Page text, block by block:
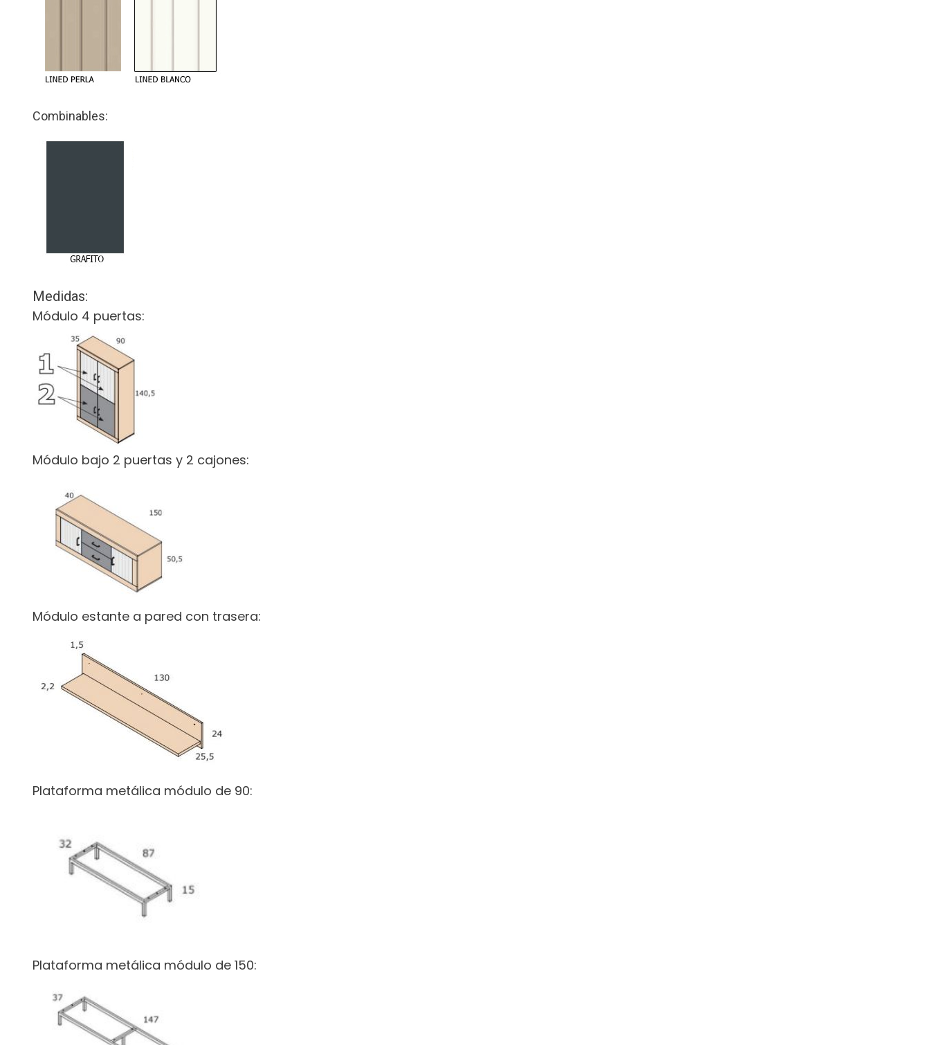
Combinables:
Medidas:
Módulo 4 puertas:
Módulo bajo 2 puertas y 2 cajones:
Módulo estante a pared con trasera:
Plataforma metálica módulo de 90:
Plataforma metálica módulo de 150: